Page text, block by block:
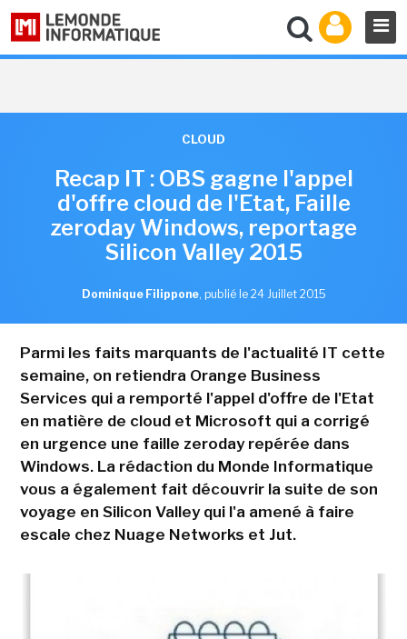
CLOUD
Recap IT : OBS gagne l'appel
d'offre cloud de l'Etat, Faille
zeroday Windows, reportage
Silicon Valley 2015
Dominique Filippone, publié le 24 Juillet 2015
Parmi les faits marquants de l'actualité IT cette
semaine, on retiendra Orange Business
Services qui a remporté l'appel d'offre de l'Etat
en matière de cloud et Microsoft qui a corrigé
en urgence une faille zeroday repérée dans
Windows. La rédaction du Monde Informatique
vous a également fait découvrir la suite de son
voyage en Silicon Valley qui l'a amené à faire
escale chez Nuage Networks et Jut.